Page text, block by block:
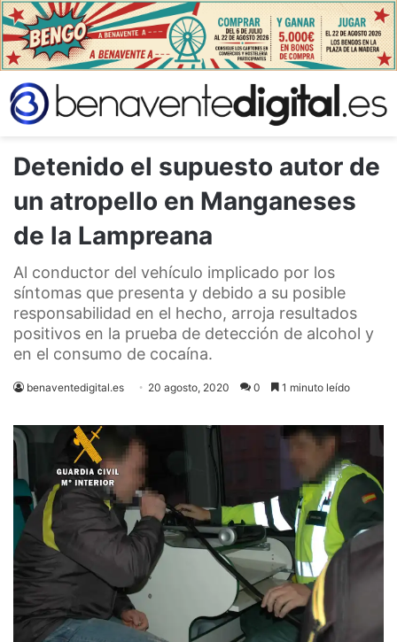
​Detenido el supuesto autor de
un atropello en Manganeses
de la Lampreana
Al conductor del vehículo implicado por los
síntomas que presenta y debido a su posible
responsabilidad en el hecho, arroja resultados
positivos en la prueba de detección de alcohol y
en el consumo de cocaína.
benaventedigital.es 20 agosto, 2020 0 1 minuto leído